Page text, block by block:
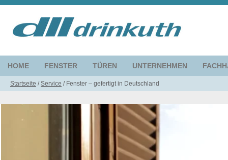
HOME FENSTER TÜREN UNTERNEHMEN
Startseite /Service / Fenster – gefertigt in Deutschland